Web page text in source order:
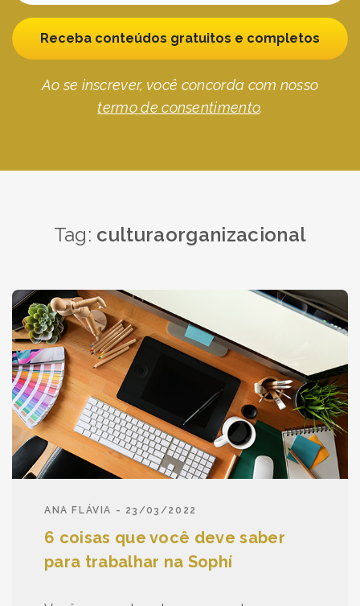
Receba conteúdos gratuitos e completos
Ao se inscrever, você concorda com nosso
termo de consentimento.
Tag: culturaorganizacional
ANA FLÁVIA - 23/03/2022
6 coisas que você deve saber
para trabalhar na Sophí